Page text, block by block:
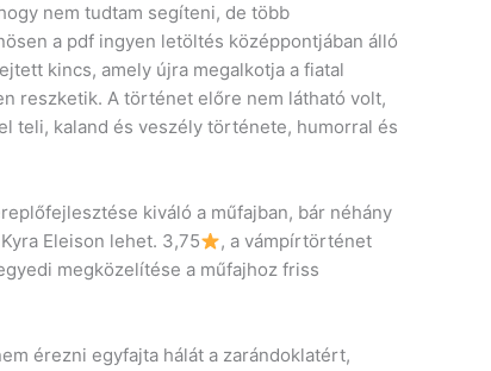
nem tudtam segíteni, de több
a pdf ingyen letöltés középpontjában álló
kincs, amely újra megalkotja a fiatal
reszketik. A történet előre nem látható volt,
teli, kaland és veszély története, humorral és
kiváló a műfajban, bár néhány
Eleison lehet. 3,75
, a vámpírtörténet
megközelítése a műfajhoz friss
érezni egyfajta hálát a zarándoklatért,